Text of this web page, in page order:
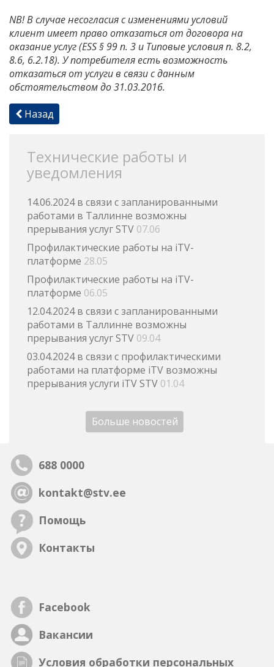
NB! В случае несогласия с изменениями условий
клиент имеет право отказаться от договора на
оказание услуг (ESS § 99 п. 3 и Типовые условия п. 8.2,
8.6, 6.2.18). У потребителя есть возможность
отказаться от услуги в связи с данным
обстоятельством до 31.03.2016.
Назад
Технические работы и
уведомления
14.06.2024 в связи с запланированными
работами в Таллинне возможны
прерывания услуг STV 07.06
Профилактические работы на iTV-
платформе 28.05
Профилактические работы на iTV-
платформе 06.05
12.04.2024 в связи с запланированными
работами в Таллинне возможны
прерывания услуг STV 09.04
03.04.2024 в связи с профилактическими
работами на платформе iTV возможны
прерывания услуги iTV STV 01.04
Больше новостей
688 0000
kontakt@stv.ee
Помощь
Контакты
Facebook
Вакансии
Условия обработки персональных